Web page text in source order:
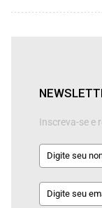
Inscreva-se e